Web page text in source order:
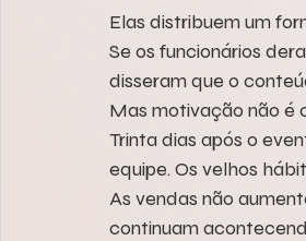
Elas distribuem um
Se os funcionários
disseram que o
Mas motivação não é
Trinta dias após o
equipe. Os velhos
As vendas não
continuam